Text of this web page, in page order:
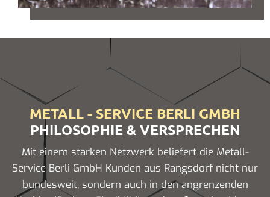
METALL - SERVICE BERLI GMBH
PHILOSOPHIE & VERSPRECHEN
Mit einem starken Netzwerk beliefert die Metall-
Service Berli GmbH Kunden aus Rangsdorf nicht nur
bundesweit, sondern auch in den angrenzenden